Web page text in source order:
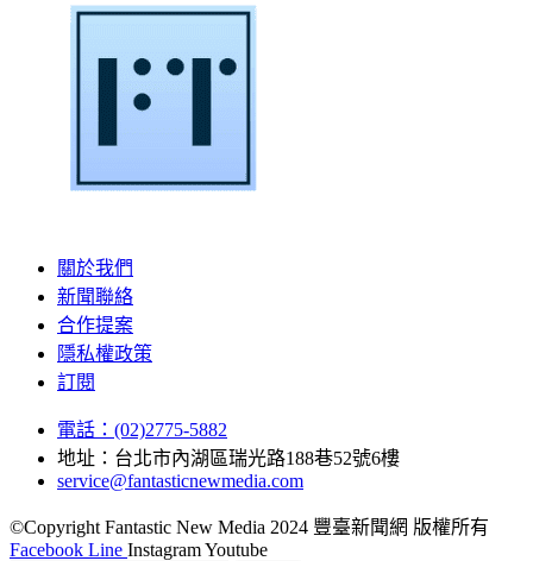
關於我們
新聞聯絡
合作提案
隱私權政策
訂閱
電話：(02)2775-5882
地址：台北市內湖區瑞光路188巷52號6樓
service@fantasticnewmedia.com
©Copyright Fantastic New Media 2024 豐臺新聞網 版權所有
Facebook Line InstagramYoutube